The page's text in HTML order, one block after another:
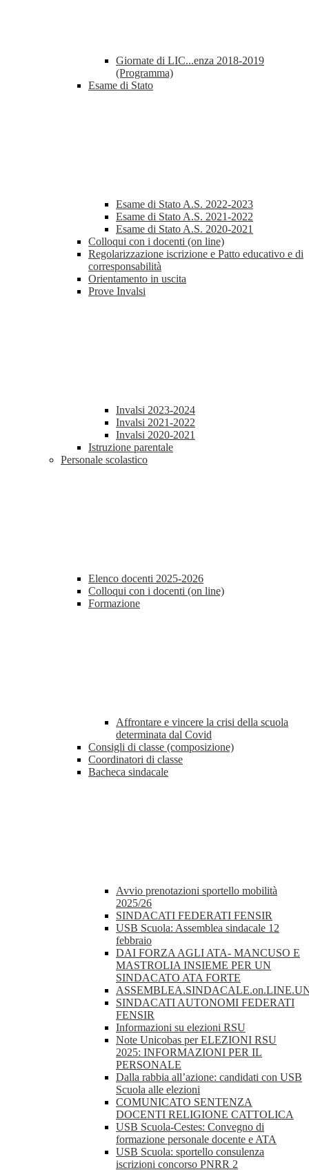
Giornate di LIC...enza 2018-2019
(Programma)
Esame di Stato
Esame di Stato A.S. 2022-2023
Esame di Stato A.S. 2021-2022
Esame di Stato A.S. 2020-2021
Colloqui con i docenti (on line)
Regolarizzazione iscrizione e Patto educativo e di
corresponsabilità
Orientamento in uscita
Prove Invalsi
Invalsi 2023-2024
Invalsi 2021-2022
Invalsi 2020-2021
Istruzione parentale
Personale scolastico
Elenco docenti 2025-2026
Colloqui con i docenti (on line)
Formazione
Affrontare e vincere la crisi della scuola
determinata dal Covid
Consigli di classe (composizione)
Coordinatori di classe
Bacheca sindacale
Avvio prenotazioni sportello mobilità
2025/26
SINDACATI FEDERATI FENSIR
USB Scuola: Assemblea sindacale 12
febbraio
DAI FORZA AGLI ATA- MANCUSO E
MASTROLIA INSIEME PER UN
SINDACATO ATA FORTE
SINDACATI AUTONOMI FEDERATI
FENSIR
Informazioni su elezioni RSU
Note Unicobas per ELEZIONI RSU
2025: INFORMAZIONI PER IL
PERSONALE
Dalla rabbia all’azione: candidati con USB
Scuola alle elezioni
COMUNICATO SENTENZA
DOCENTI RELIGIONE CATTOLICA
USB Scuola-Cestes: Convegno di
formazione personale docente e ATA
USB Scuola: sportello consulenza
iscrizioni concorso PNRR 2